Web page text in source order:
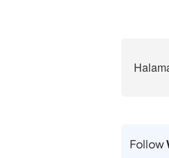
Follow